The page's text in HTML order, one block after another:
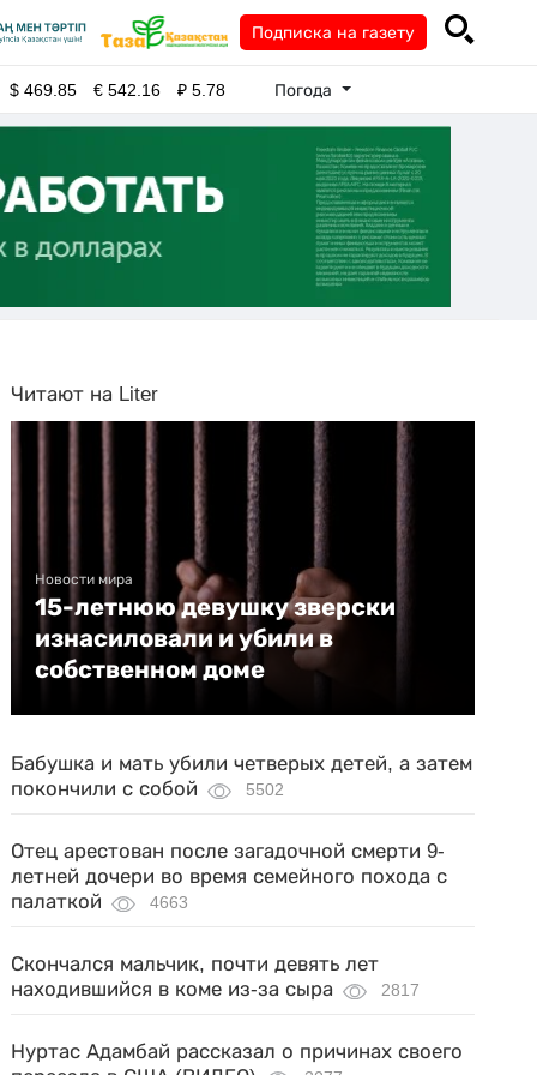
Подписка на газету
$469.85 €542.16 ₽5.78 Погода
Читают на Liter
Новости мира
15-летнюю девушку зверски
изнасиловали и убили в
собственном доме
Бабушка и мать убили четверых детей, а затем
покончили с собой
5502
Отец арестован после загадочной смерти 9-
летней дочери во время семейного похода с
палаткой
4663
Скончался мальчик, почти девять лет
находившийся в коме из-за сыра
2817
Нуртас Адамбай рассказал о причинах своего